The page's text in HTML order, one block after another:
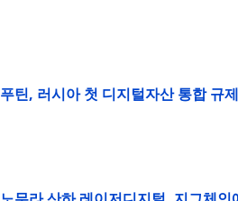
푸틴, 러시아 첫 디지털자산 통합 규